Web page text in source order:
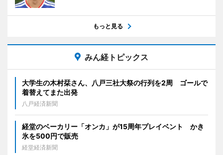
もっと見る
みん経トピックス
大学生の木村栞さん、八戸三社大祭の行列を2周 ゴールで
着替えてまた出発
八戸経済新聞
経堂のベーカリー「オンカ」が15周年プレイベント かき
氷を500円で販売
経堂経済新聞